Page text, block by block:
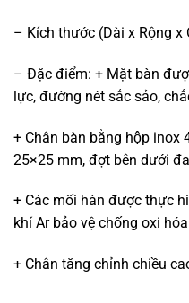
– Kích thước (Dài x Rộng x
– Đặc điểm: + Mặt bàn
lực, đường nét sắc sảo,
+ Chân bàn bằng hộp inox
25×25 mm, đợt bên dưới
+ Các mối hàn được thực
khí Ar bảo vệ chống oxi hóa
+ Chân tăng chỉnh chiều